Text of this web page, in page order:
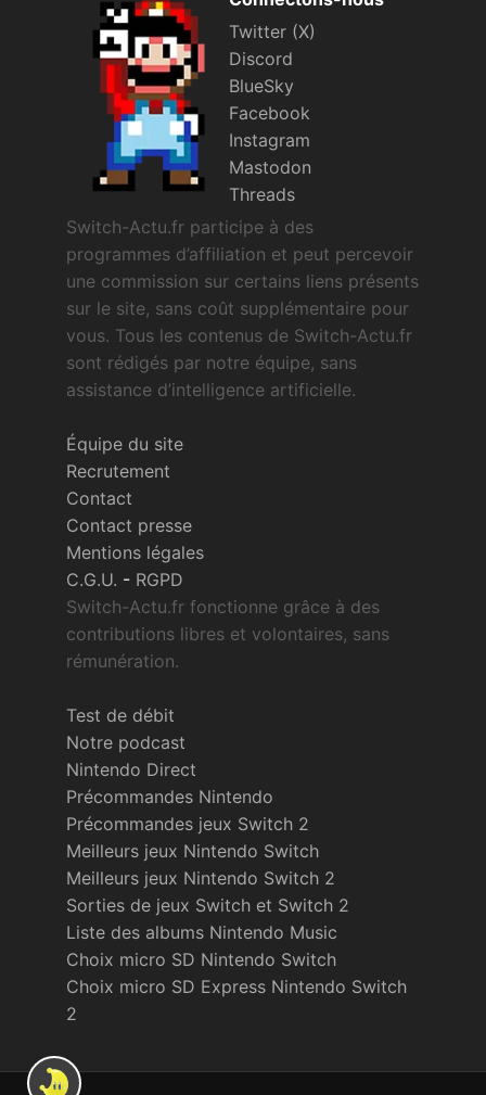
Twitter (X)
Discord
BlueSky
Facebook
Instagram
Mastodon
Threads
Switch-Actu.fr participe à des
programmes d’affiliation et peut percevoir
une commission sur certains liens présents
sur le site, sans coût supplémentaire pour
vous. Tous les contenus de Switch-Actu.fr
sont rédigés par notre équipe, sans
assistance d’intelligence artificielle.
Équipe du site
Recrutement
Contact
Contact presse
Mentions légales
C.G.U. - RGPD
Switch-Actu.fr fonctionne grâce à des
contributions libres et volontaires, sans
rémunération.
Test de débit
Notre podcast
Nintendo Direct
Précommandes Nintendo
Précommandes jeux Switch 2
Meilleurs jeux Nintendo Switch
Meilleurs jeux Nintendo Switch 2
Sorties de jeux Switch et Switch 2
Liste des albums Nintendo Music
Choix micro SD Nintendo Switch
Choix micro SD Express Nintendo Switch
2